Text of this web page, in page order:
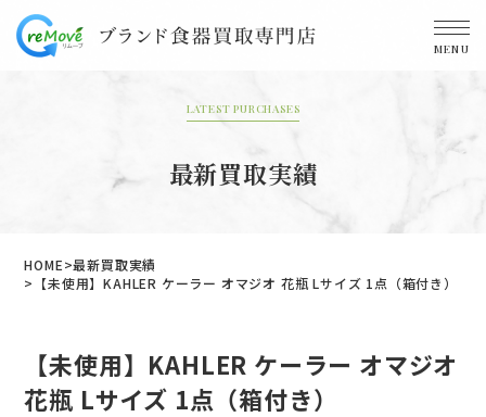
MENU
LATEST PURCHASES
最新買取実績
HOME
最新買取実績
【未使用】KAHLER ケーラー オマジオ 花瓶 Lサイズ 1点（箱付き）
【未使用】KAHLER ケーラー オマジオ
花瓶 Lサイズ 1点（箱付き）